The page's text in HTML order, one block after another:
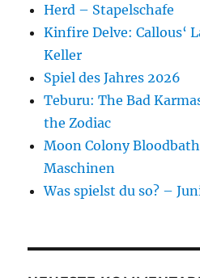
Herd – Stapelschafe
Kinfire Delve: Callous‘
Keller
Spiel des Jahres 2026
Teburu: The Bad
the Zodiac
Moon Colony
Maschinen
Was spielst du so? –